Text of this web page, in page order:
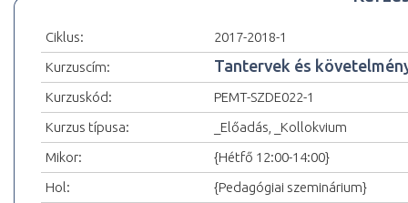
Ciklus:
2017-2018-1
Kurzuscím:
Tantervek és
Kurzuskód:
PEMT-SZDE022-1
Kurzus típusa:
_Előadás, _Kollokvium
Mikor:
{Hétfő 12:00-14:00}
Hol:
{Pedagógiai szeminárium}